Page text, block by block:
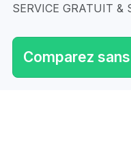
SERVICE GRATUIT &
Comparez